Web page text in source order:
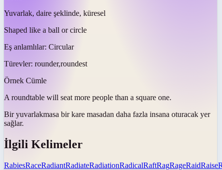
Yuvarlak, daire şeklinde, küresel
Shaped like a ball or circle
Eş anlamlılar: Circular
Türevler: rounder,roundest
Örnek Cümle
A roundtable will seat more people than a square one.
Bir yuvarlakmasa bir kare masadan daha fazla insana oturacak yer
sağlar.
İlgili Kelimeler
RabiesRaceRadiantRadiateRadiationRadicalRaftRagRageRaidRaise